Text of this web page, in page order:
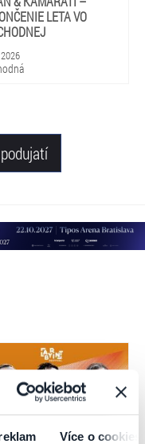
Více o cookies
LETA VO